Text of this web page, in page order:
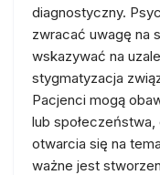
diagnostyczny.
zwracać uwagę na
wskazywać na
stygmatyzacja
Pacjenci mogą
lub społeczeństwa,
otwarcia się na
ważne jest